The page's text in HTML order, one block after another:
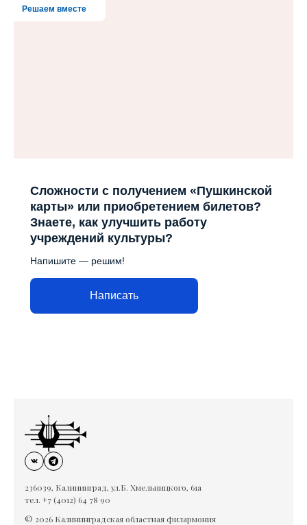
Решаем вместе
Сложности с получением «Пушкинской
карты» или приобретением билетов?
Знаете, как улучшить работу
учреждений культуры?
Напишите — решим!
Написать
236039, Калининград, ул.Б. Хмельницкого, 61а
тел. +7 (4012) 64 78 90
© 2026 Калининградская областная филармония